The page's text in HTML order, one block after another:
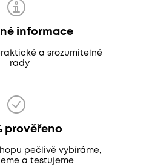
informace
a srozumitelné
rady
prověřeno
pečlivě vybíráme,
a testujeme